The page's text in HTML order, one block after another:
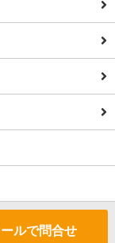
ールで問合せ